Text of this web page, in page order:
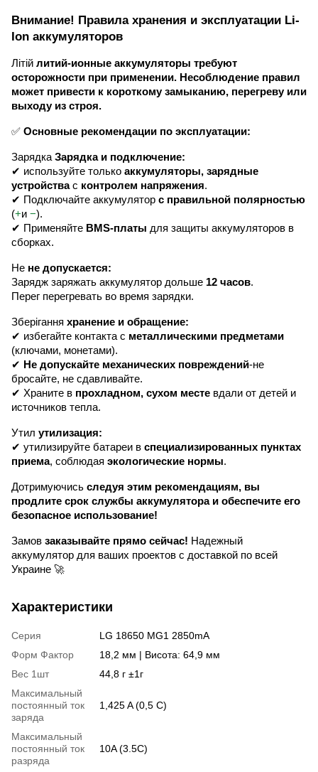
Внимание! Правила хранения и эксплуатации Li-
Ion аккумуляторов
Літій литий-ионные аккумуляторы требуют
осторожности при применении. Несоблюдение правил
может привести к короткому замыканию, перегреву или
выходу из строя.
✅ Основные рекомендации по эксплуатации:
ЗарядкаЗарядка и подключение:
✔ используйте только аккумуляторы, зарядные
устройствас контролем напряжения.
✔ Подключайте аккумулятор с правильной полярностью
(+и −).
✔ Применяйте BMS-платы для защиты аккумуляторов в
сборках.
Не не допускается:
Зарядж заряжать аккумулятор дольше 12 часов.
Перег перегревать во время зарядки.
Зберігання хранение и обращение:
✔ избегайте контакта с металлическими предметами
(ключами, монетами).
✔ Не допускайте механических повреждений-не
бросайте, не сдавливайте.
✔ Храните в прохладном, сухом месте вдали от детей и
источников тепла.
Утил утилизация:
✔ утилизируйте батареи в специализированных пунктах
приема, соблюдая экологические нормы.
Дотримуючись следуя этим рекомендациям, вы
продлите срок службы аккумулятора и обеспечите его
безопасное использование!
Замов заказывайте прямо сейчас! Надежный
аккумулятор для ваших проектов с доставкой по всей
Украине 🚀
Характеристики
Серия
LG 18650 MG1 2850mA
Форм Фактор
18,2 мм | Висота: 64,9 мм
Вес 1шт
44,8 г ±1г
Максимальный
постоянный ток
заряда
1,425 A (0,5 C)
Максимальный
постоянный ток
разряда
10A (3.5C)